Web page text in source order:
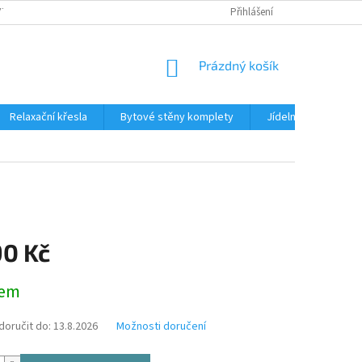
NA SPLÁTKY PODMÍNKY OCHRANY
Přihlášení
NÁKUPNÍ
Prázdný košík
Relaxační křesla Bytové stěny komplety Jídelní sety
Kč
do: 13.8.2026 Možnosti doručení